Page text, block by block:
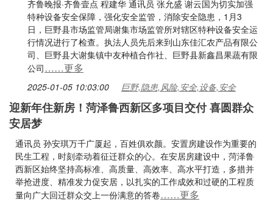
齐鲁晚报·齐鲁壹点 程建华 通讯员 张允盛 谢云国为切实加强
特种设备安全保障，强化安全监管，消除安全隐患，1月3
日，巨野县市场监管局谢集市场监管所对辖区特种设备安全运
行情况进行了检查。执法人员先后来到山东佳汇农产品有限公
司、巨野县大谢集镇中友种植合作社、巨野县新鑫昌果蔬有限
公司……更多
2025-01-05 10:03:00 巨野,隐患,风险,安全,设备,安全
迎新年住新房！菏泽鲁西新区多项目交付 喜圆群众
安居梦
通讯员 孙安琪万千广厦起，百姓俱欢颜。安置房建设作为重要的
民生工程，时刻牵动着征迁群众的心。在安居房建设中，菏泽鲁
西新区始终坚持高标准、高质量、高效率、高水平打造，多措并
举抢进度、精准发力促安居，以扎实的工作成效和过硬的工程质
量向广大回迁群众交上一份满意的答卷……更多